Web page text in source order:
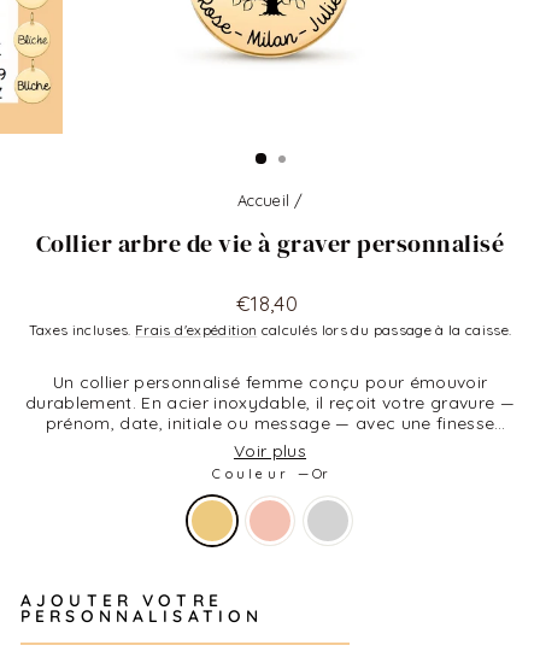
Accueil /
Collier arbre de vie à graver personnalisé
Prix
régulier
€18,40
Taxes incluses. Frais d'expédition calculés lors du passage à la caisse.
Un collier personnalisé femme conçu pour émouvoir
durablement. En acier inoxydable, il reçoit votre gravure —
prénom, date, initiale ou message — avec une finesse
remarquable. Chaîne fine et robuste, résistante à l'eau et à
l'oxydation, portée chaque jour sans contrainte. Idéal
comme cadeau pour la fête des mères, un anniversaire ou
une naissance. Chaque commande Bliche est gravée à la
demande et livrée en emballage cadeau élégant.
Voir plus
Couleur — Or
AJOUTER VOTRE
PERSONNALISATION